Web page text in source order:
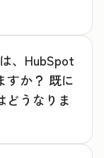
、HubSpot
すか？ 既に
どうなりま